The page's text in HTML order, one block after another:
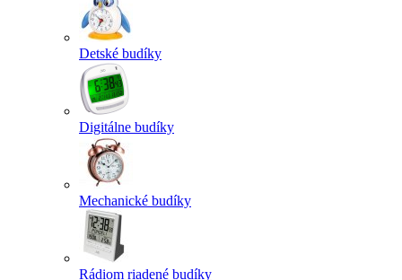
Detské budíky
Digitálne budíky
Mechanické budíky
Rádiom riadené budíky